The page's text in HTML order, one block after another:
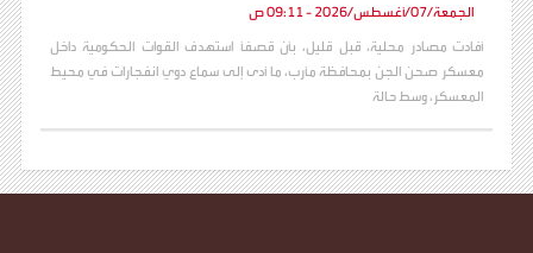
الجمعة/07/أغسطس/2026 - 09:11 ص
أفادت مصادر محلية، قبل قليل، بأن قصفًا استهدف القوات الحكومية داخل
معسكر صحن الجن بمحافظة مأرب، ما أدى إلى سماع دوي انفجارات في محيط
المعسكر، وسط حالة